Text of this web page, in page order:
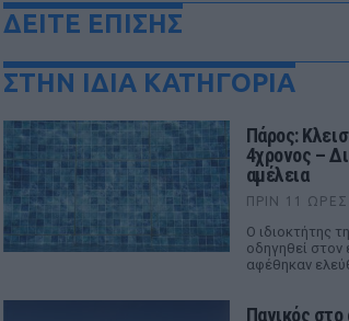
ΔΕΙΤΕ ΕΠΙΣΗΣ
ΣΤΗΝ ΙΔΙΑ ΚΑΤΗΓΟΡΙΑ
Πάρος:
4χρονος –
αμέλεια
ΠΡΙΝ 11 ΏΡΕΣ
Ο ιδιοκτήτης
οδηγηθεί στον
αφέθηκαν
Πανικός